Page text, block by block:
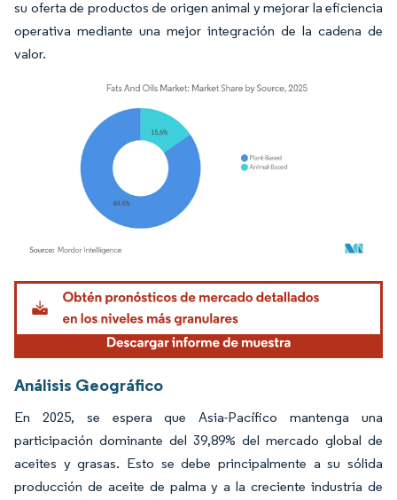
su oferta de productos de origen animal y mejorar la eficiencia
operativa mediante una mejor integración de la cadena de
valor.
Imagen © Mordor Intelligence. El uso requiere atribución según CC BY 4.0.
Análisis Geográfico
En 2025, se espera que Asia-Pacífico mantenga una
participación dominante del 39,89% del mercado global de
aceites y grasas. Esto se debe principalmente a su sólida
producción de aceite de palma y a la creciente industria de